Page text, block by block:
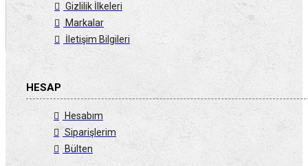
Gizlilik İlkeleri
Markalar
İletişim Bilgileri
HESAP
Hesabım
Siparişlerim
Bülten